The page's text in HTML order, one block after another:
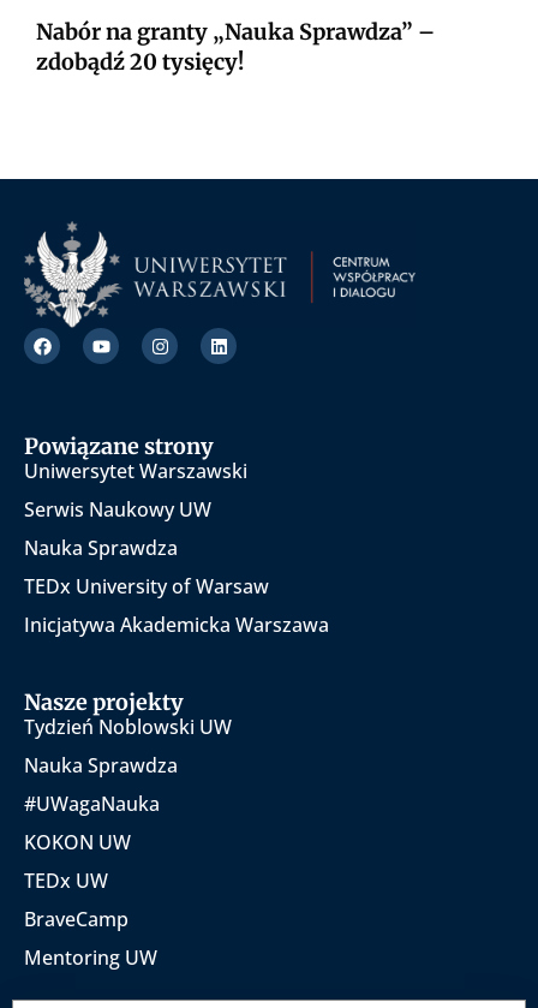
Nabór na granty „Nauka Sprawdza” –
zdobądź 20 tysięcy!
Powiązane strony
Uniwersytet Warszawski
Serwis Naukowy UW
Nauka Sprawdza
TEDx University of Warsaw
Inicjatywa Akademicka Warszawa
Nasze projekty
Tydzień Noblowski UW
Nauka Sprawdza
#UWagaNauka
KOKON UW
TEDx UW
BraveCamp
Mentoring UW